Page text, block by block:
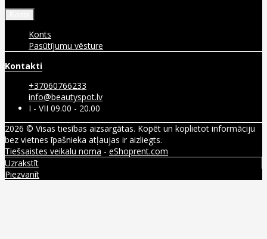
Konts
Pasūtījumu vēsture
Kontakti
+37060766233
info@beautyspot.lv
I - VII 09.00 - 20.00
2026 © Visas tiesības aizsargātas. Kopēt un koplietot informāciju
bez vietnes īpašnieka atļaujas ir aizliegts.
Tiešsaistes veikalu noma - eShoprent.com
Uzrakstīt
Piezvanīt